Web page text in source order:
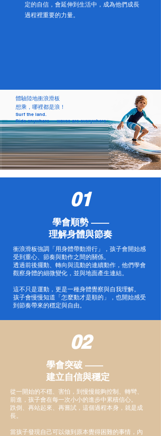
定的自信，會延伸到生活中，成為他們成長
過程裡重要的力量。
體驗陸地衝浪滑板
想乘，哪裡都是浪！
Surf the land.
Ride anywhere — waves are everywhere.
01
學會順勢 ——
理解身體與節奏
衝浪滑板強調「用身體帶動滑行」，孩子會開始感
受到重心、節奏與動作之間的關係。
透過前後擺動、轉向與流動的連續動作，他們學會
觀察身體的細微變化，並與地面產生連結。
這不只是運動，更是一種身體覺察與自我理解。
孩子會慢慢知道「怎麼動才是順的」，也開始感受
到節奏帶來的穩定與自由。
02
學會突破 ——
建立自信與穩定
從一開始的不穩、害怕，到慢慢能夠控制、轉彎、
前進，孩子會在每一次小小的進步中累積信心。
跌倒、再站起來、再嘗試，這個過程本身，就是成
長。
當孩子發現自己可以做到原本覺得困難的事情，內